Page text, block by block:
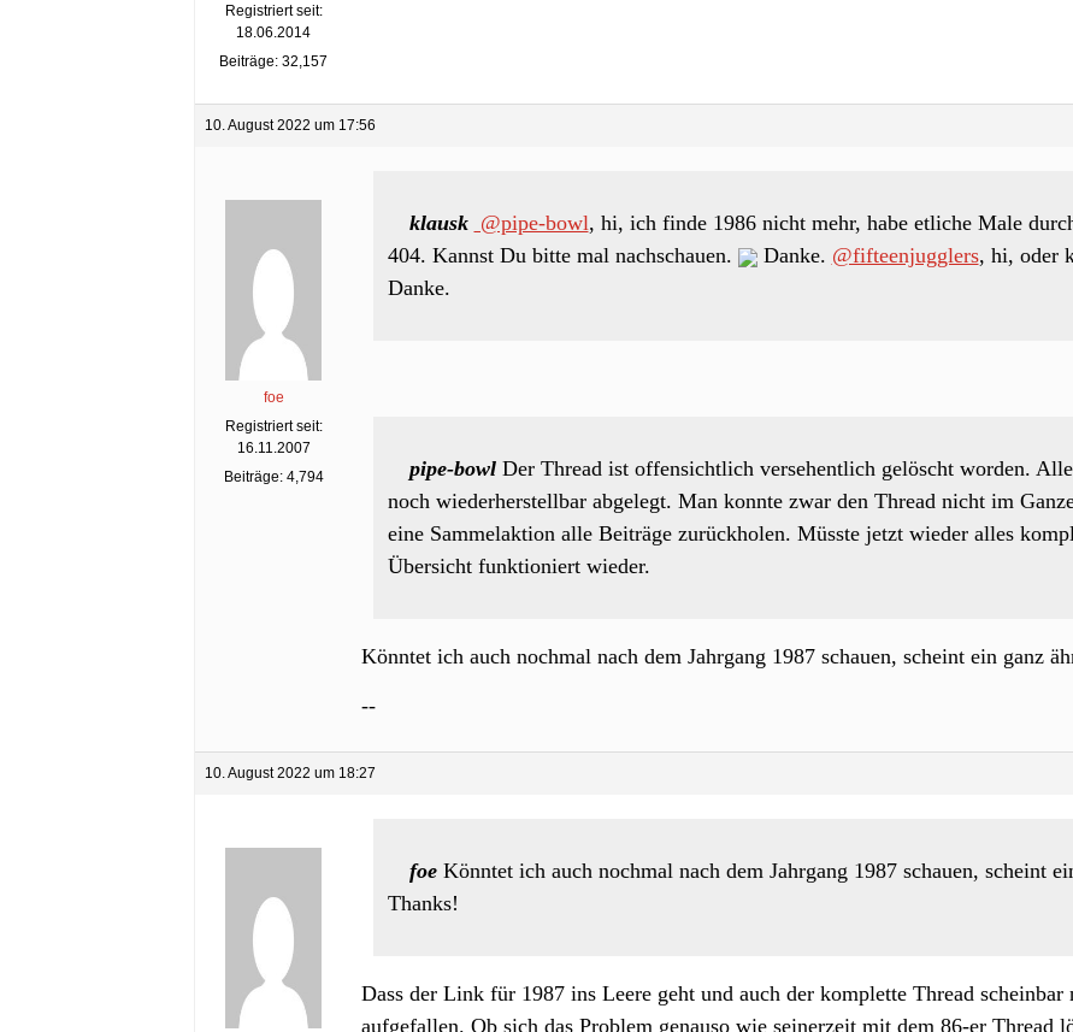
Registriert seit:
18.06.2014
Beiträge: 32,157
10. August 2022 um 17:56
foe
Registriert seit:
16.11.2007
Beiträge: 4,794
klausk @pipe-bowl, hi, ich finde 1986 nicht mehr, habe etliche Male
404. Kannst Du bitte mal nachschauen.
Danke. @fifteenjugglers, hi, oder
Danke.
pipe-bowl Der Thread ist offensichtlich versehentlich gelöscht worden.
noch wiederherstellbar abgelegt. Man konnte zwar den Thread nicht im
eine Sammelaktion alle Beiträge zurückholen. Müsste jetzt wieder alles
Übersicht funktioniert wieder.
Könntet ich auch nochmal nach dem Jahrgang 1987 schauen, scheint ein ganz
--
10. August 2022 um 18:27
foe Könntet ich auch nochmal nach dem Jahrgang 1987 schauen, scheint
Thanks!
Dass der Link für 1987 ins Leere geht und auch der komplette Thread
aufgefallen. Ob sich das Problem genauso wie seinerzeit mit dem 86-er Thread